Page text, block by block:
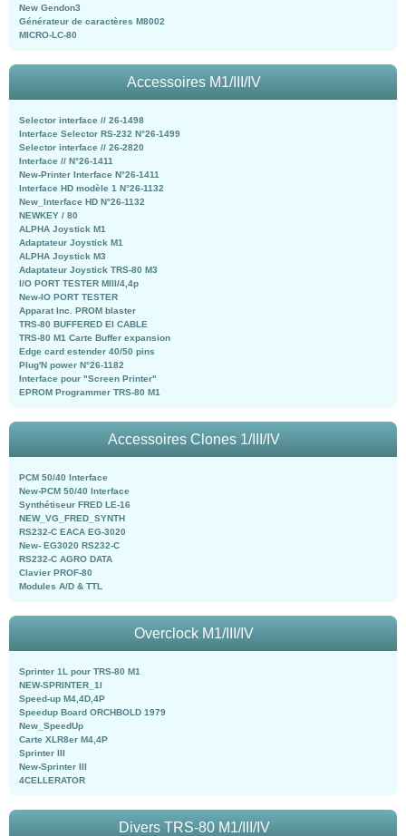
New Gendon3
Générateur de caractères M8002
MICRO-LC-80
Accessoires M1/III/IV
Selector interface // 26-1498
Interface Selector RS-232 N°26-1499
Selector interface // 26-2820
Interface // N°26-1411
New-Printer Interface N°26-1411
Interface HD modèle 1 N°26-1132
New_Interface HD N°26-1132
NEWKEY / 80
ALPHA Joystick M1
Adaptateur Joystick M1
ALPHA Joystick M3
Adaptateur Joystick TRS-80 M3
I/O PORT TESTER MIII/4,4p
New-IO PORT TESTER
Apparat Inc. PROM blaster
TRS-80 BUFFERED EI CABLE
TRS-80 M1 Carte Buffer expansion
Edge card estender 40/50 pins
Plug'N power N°26-1182
Interface pour "Screen Printer"
EPROM Programmer TRS-80 M1
Accessoires Clones 1/III/IV
PCM 50/40 Interface
New-PCM 50/40 Interface
Synthétiseur FRED LE-16
NEW_VG_FRED_SYNTH
RS232-C EACA EG-3020
New- EG3020 RS232-C
RS232-C AGRO DATA
Clavier PROF-80
Modules A/D & TTL
Overclock M1/III/IV
Sprinter 1L pour TRS-80 M1
NEW-SPRINTER_1l
Speed-up M4,4D,4P
Speedup Board ORCHBOLD 1979
New_SpeedUp
Carte XLR8er M4,4P
Sprinter III
New-Sprinter III
4CELLERATOR
Divers TRS-80 M1/III/IV